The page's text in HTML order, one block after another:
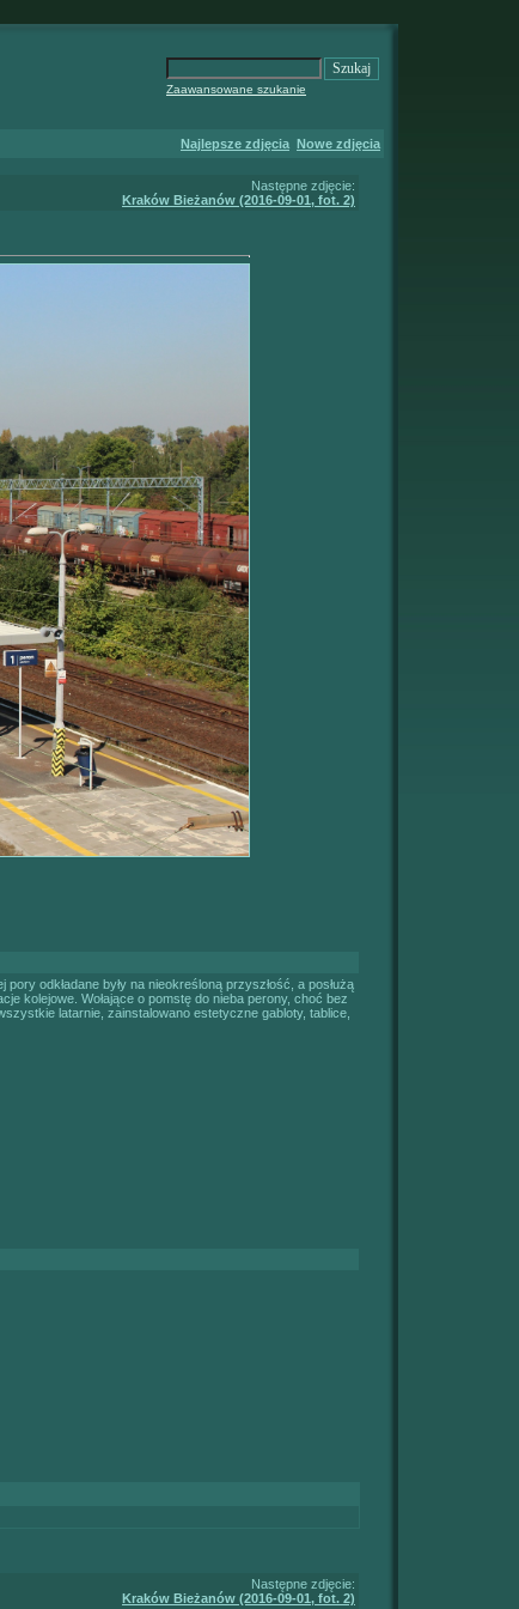
Zaawansowane szukanie
Najlepsze zdjęcia Nowe zdjęcia
Następne zdjęcie:
Kraków Bieżanów (2016-09-01, fot. 2)
odkładane były na nieokreśloną przyszłość, a posłużą
kolejowe. Wołające o pomstę do nieba perony, choć bez
latarnie, zainstalowano estetyczne gabloty, tablice,
Następne zdjęcie:
Kraków Bieżanów (2016-09-01, fot. 2)